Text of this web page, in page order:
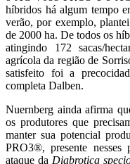
híbridos há algum tempo
verão, por exemplo,
de 2000 ha. De todos os
atingindo 172 sacas/
agrícola da região de
satisfeito foi a
completa Dalben.
Nuernberg ainda afirma
os produtores que
manter sua potencial
PRO3®, presente
ataque da Diabrotica